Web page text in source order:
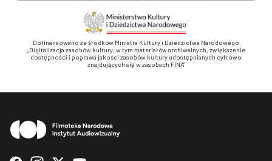
Dofinansowano ze środków Ministra Kultury i Dziedzictwa Narodowego
„Digitalizacja zasobów kultury, w tym materiałów archiwalnych, zwiększenie
dostępności i poprawa jakości zasobów kultury udostępnianych cyfrowo
znajdujących się w zasobach FINA”